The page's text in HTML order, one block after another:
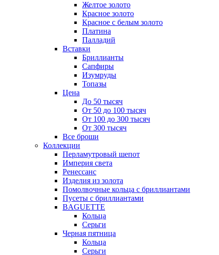
Желтое золото
Красное золото
Красное с белым золото
Платина
Палладий
Вставки
Бриллианты
Сапфиры
Изумруды
Топазы
Цена
До 50 тысяч
От 50 до 100 тысяч
От 100 до 300 тысяч
От 300 тысяч
Все броши
Коллекции
Перламутровый шепот
Империя света
Ренессанс
Изделия из золота
Помолвочные кольца с бриллиантами
Пусеты с бриллиантами
BAGUETTE
Кольца
Серьги
Черная пятница
Кольца
Серьги